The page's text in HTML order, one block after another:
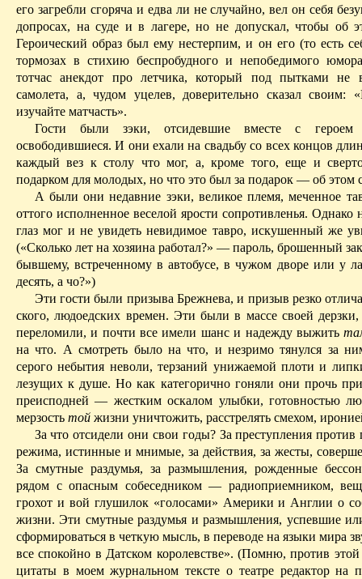
его загребли сгоряча и едва ли не случайно, вел он себя
до­просах, на суде и в лагере, но не допускал, чтобы об
Героический образ был ему нестерпим, и он его (то есть
тормозах в стихию беспробудного и непобедимого
тотчас анекдот про летчика, который под пытками не
самолета, а, чудом уцелев, доверительно сказал своим:
изучайте матчасть».
Гости были зэки, отсидевшие вместе с
освободившиеся. И они ехали на свадьбу со всех концов
каждый вез к столу что мог, а, кроме того, еще и
подарком для молодых, но что это был за подарок — об этом
А были они недавние зэки, великое племя, меченное
оттого исполненное веселой ярости сопротивленья.
глаз мог и не увидеть невидимое тавро, искушенный же
(«Сколько лет на хозяина работал?» — пароль, брошенный
бывшему, встреченному в автобусе, в чужом дворе или у
десять, а чо?»)
Эти гости были призыва Брежнева, и призыв резко
ского, людоедских времен. Эти были в массе своей
переломили, и почти все имели шанс и надежду выжить
на что. А смотреть было на что, и незримо тянулся за
серого небытия неволи, терзаний унижаемой плоти и
лезущих к душе. Но как категорично гоняли они прочь
преисподней — жестким оскалом улыбки, готовностью
мерзость той жизни уничтожить, расстрелять смехом,
За что отсидели они свои годы? За преступления против
режима, истинные и мнимые, за действия, за жесты,
За смутные раздумья, за размышления, рожденные
рядом с опасным собеседником — радиоприемником,
грохот и вой глушилок «голосами» Америки и Англии о
жизни. Эти смутные раздумья и размышления, успевшие
сформироваться в четкую мысль, в переводе на языки мира
все спокойно в Датском королевстве». (Помню, против
цитаты в моем журнальном тексте о театре редактор на